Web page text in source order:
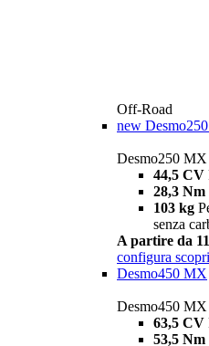
Off-Road
new
Desmo250 MX
44,5 CV
28,3 Nm
103 kg
senza
A partire da
configura
Desmo450 MX
Desmo450 MX
63,5 CV
53,5 Nm